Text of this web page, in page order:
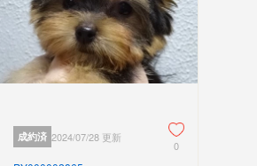
成約済 2024/07/28 更新
0